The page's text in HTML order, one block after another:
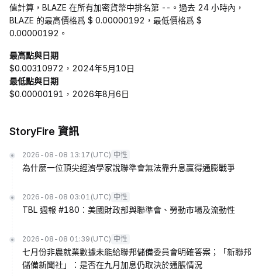
值計算，BLAZE 在所有加密貨幣中排名第 --。過去 24 小時內，
BLAZE 的最高價格爲 $ 0.00000192，最低價格爲 $
0.00000192。
最高點與日期
$0.00310972，2024年5月10日
最低點與日期
$0.00000191，2026年8月6日
StoryFire 資訊
2026-08-08 13:17 (UTC) 中性
為什麼一位頂尖經濟學家說聯準會無法靠升息贏得通膨戰爭
2026-08-08 03:01 (UTC) 中性
TBL 週報 #180：美國財政部與聯準會、勞動市場及流動性
2026-08-08 01:39 (UTC) 中性
七月份非農就業數據未能給聯邦儲備委員會明確答案；「新聯邦
儲備新聞社」：是否在九月加息仍取決於通脹情況